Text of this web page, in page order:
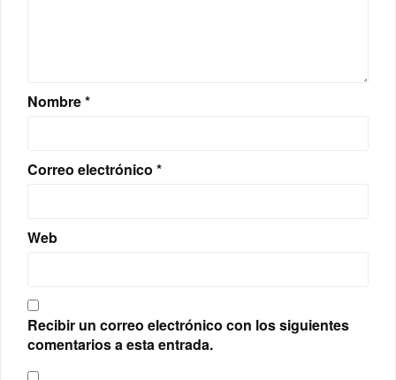
Nombre*
Correo electrónico *
Web
Recibir un correo electrónico con los siguientes
comentarios a esta entrada.